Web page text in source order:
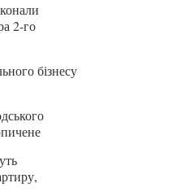
2-го
бізнесу